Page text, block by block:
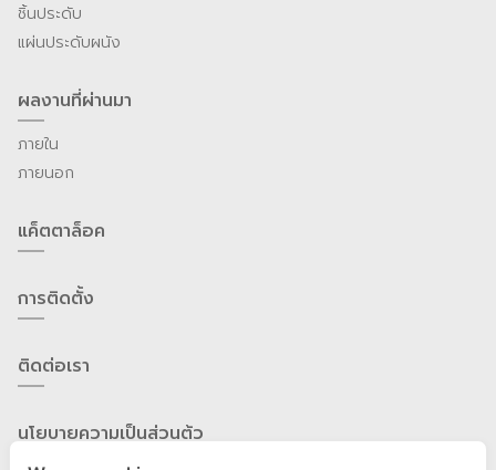
ชิ้นประดับ
แผ่นประดับผนัง
ผลงานที่ผ่านมา
ภายใน
ภายนอก
แค็ตตาล็อค
การติดตั้ง
ติดต่อเรา
นโยบายความเป็นส่วนต้ว